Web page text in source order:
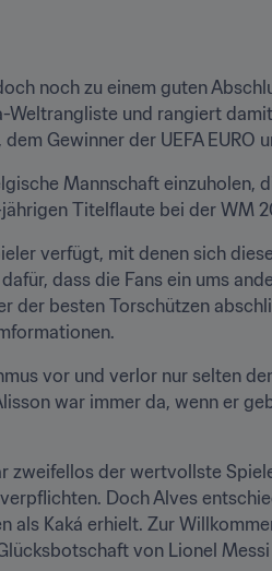
Weltrangliste und rangiert
Gewinner der UEFA EURO
Mannschaft einzuholen,
Titelflaute bei der WM
verfügt, mit denen sich
dass die Fans ein ums
der besten Torschützen
vor und verlor nur selten
war immer da, wenn er
zweifellos der wertvollste
Doch Alves
als Kaká erhielt. Zur
von Lionel